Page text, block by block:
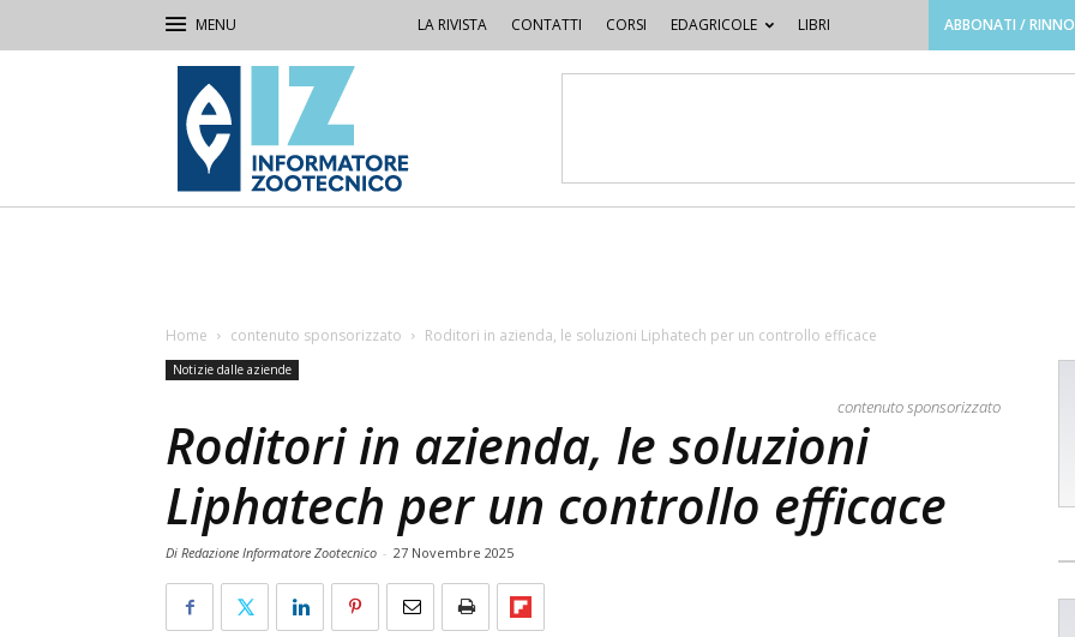
LA RIVISTA CONTATTI CORSI EDAGRICOLE LIBRI ABBONATI /
IZ
Informatore
Zootecnico
Home contenuto sponsorizzato Roditori in azienda, le soluzioni Liphatech per un controllo efficace
Notizie dalle aziende
contenuto sponsorizzato
Roditori in azienda, le soluzioni
Liphatech per un controllo efficace
Di Redazione Informatore Zootecnico - 27 Novembre 2025